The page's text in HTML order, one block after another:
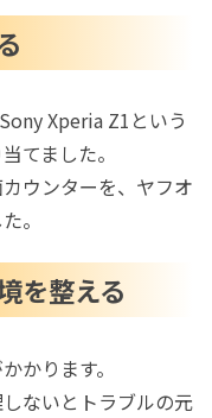
Xperia Z1という
てました。
ウンターを、ヤフオ
。
を整える
かります。
ないとトラブルの元